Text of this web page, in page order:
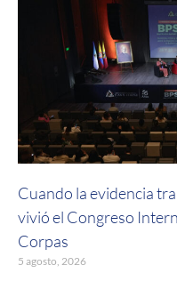
Cuando la evidencia
vivió el Congreso
Corpas
5 agosto, 2026